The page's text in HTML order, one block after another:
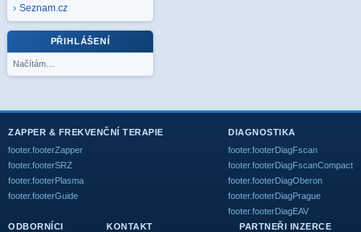
Seznam.cz
PŘIHLÁŠENÍ
Načítám…
ZAPPER & FREKVENČNÍ TERAPIE
footer.footerZapper
footer.footerSRZ
footer.footerPlasma
footer.footerGuide
DIAGNOSTIKA
footer.footerDiagFscan
footer.footerDiagFscanCompact
footer.footerDiagOberon
footer.footerDiagPrague
footer.footerDiagEAV
ODBORNÍCI
KONTAKT PARTNEŘI INZERCE